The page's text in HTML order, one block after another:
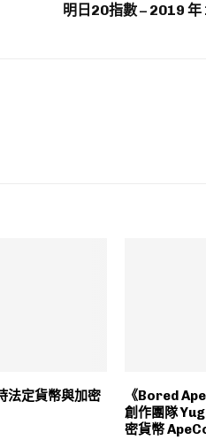
明日20指數 – 2019
定貨幣與加密
《Bored
創作團隊
密貨幣